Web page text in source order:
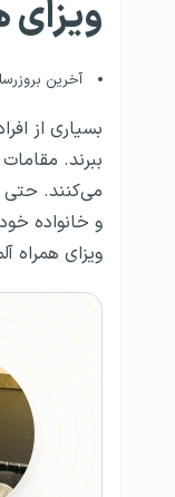
ویزای
آخرین
بسیاری از
ببرند.
می‌کنند. حتی
ویزای همراه